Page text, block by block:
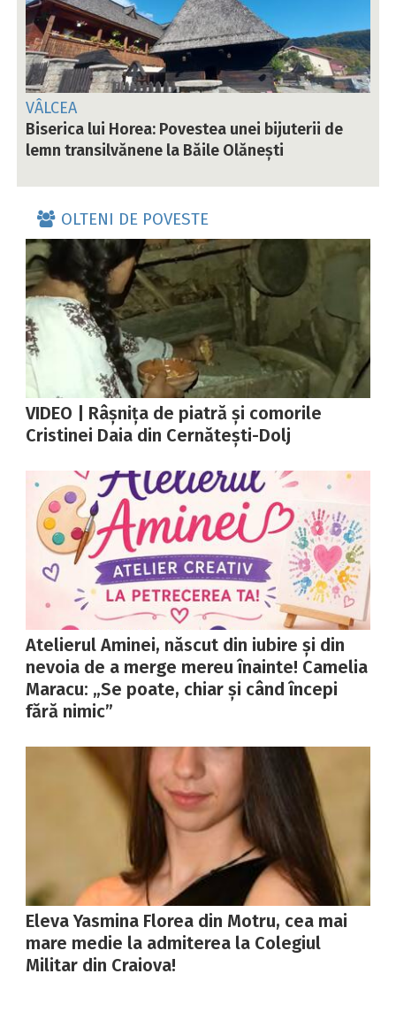
VÂLCEA
Biserica lui Horea: Povestea unei bijuterii de
lemn transilvănene la Băile Olănești
OLTENI DE POVESTE
VIDEO | Râșnița de piatră și comorile
Cristinei Daia din Cernătești-Dolj
Atelierul Aminei, născut din iubire și din
nevoia de a merge mereu înainte! Camelia
Maracu: „Se poate, chiar și când începi
fără nimic”
Eleva Yasmina Florea din Motru, cea mai
mare medie la admiterea la Colegiul
Militar din Craiova!